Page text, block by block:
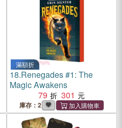
滿額折
18.Renegades #1: The
Magic Awakens
79
301
庫存：2